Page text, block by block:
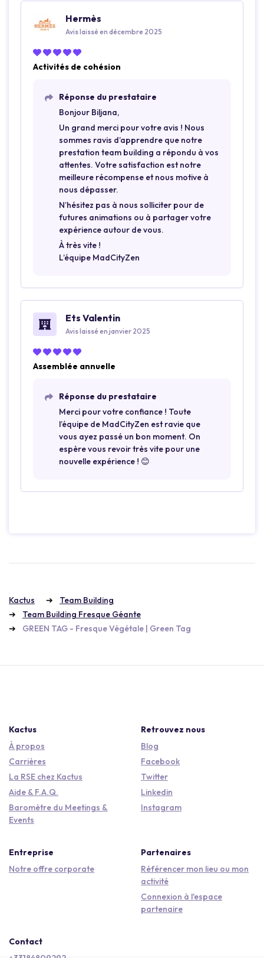
Hermès
Avis laissé en décembre 2025
Activités de cohésion
Réponse du prestataire
Bonjour Biljana,
Un grand merci pour votre avis ! Nous
sommes ravis d’apprendre que notre
prestation team building a répondu à vos
attentes. Votre satisfaction est notre
meilleure récompense et nous motive à
nous dépasser.
N’hésitez pas à nous solliciter pour de
futures animations ou à partager votre
expérience autour de vous.
À très vite !
L’équipe MadCityZen
Ets Valentin
Avis laissé en janvier 2025
Assemblée annuelle
Réponse du prestataire
Merci pour votre confiance ! Toute
l’équipe de MadCityZen est ravie que
vous ayez passé un bon moment. On
espère vous revoir très vite pour une
nouvelle expérience ! 😊
Kactus
Team Building
Team Building Fresque Géante
GREEN TAG - Fresque Végétale | Green Tag
Kactus
À propos
Carrières
La RSE chez Kactus
Aide & F.A.Q.
Baromètre du Meetings &
Events
Retrouvez nous
Blog
Facebook
Twitter
Linkedin
Instagram
Entreprise
Notre offre corporate
Partenaires
Référencer mon lieu ou mon
activité
Connexion à l'espace
partenaire
Contact